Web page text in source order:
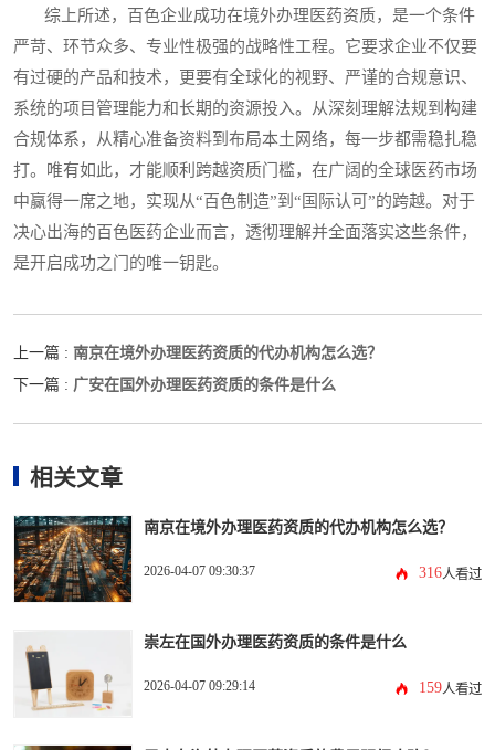
综上所述，百色企业成功在境外办理医药资质，是一个条件
严苛、环节众多、专业性极强的战略性工程。它要求企业不仅要
有过硬的产品和技术，更要有全球化的视野、严谨的合规意识、
系统的项目管理能力和长期的资源投入。从深刻理解法规到构建
合规体系，从精心准备资料到布局本土网络，每一步都需稳扎稳
打。唯有如此，才能顺利跨越资质门槛，在广阔的全球医药市场
中赢得一席之地，实现从“百色制造”到“国际认可”的跨越。对于
决心出海的百色医药企业而言，透彻理解并全面落实这些条件，
是开启成功之门的唯一钥匙。
上一篇 : 南京在境外办理医药资质的代办机构怎么选？
下一篇 : 广安在国外办理医药资质的条件是什么
相关文章
南京在境外办理医药资质的代办机构怎么选？
2026-04-07 09:30:37 316人看过
崇左在国外办理医药资质的条件是什么
2026-04-07 09:29:14 159人看过